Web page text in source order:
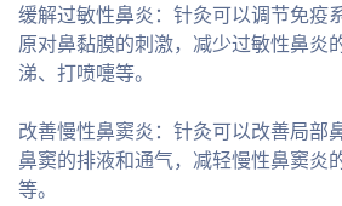
缓解过敏性鼻炎：针灸可以调节免疫
原对鼻黏膜的刺激，减少过敏性鼻炎
涕、打喷嚏等。
改善慢性鼻窦炎：针灸可以改善局部
鼻窦的排液和通气，减轻慢性鼻窦炎
等。